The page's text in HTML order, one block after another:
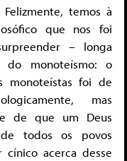
temos à
que nos foi
– longa
monoteísmo: o
monoteístas foi de
mas
de que um Deus
todos os povos
acerca desse